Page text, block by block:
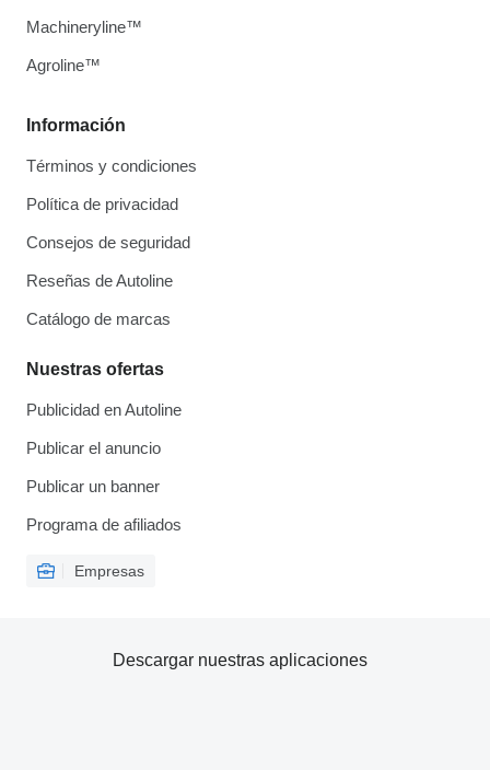
Información
Términos y condiciones
Política de privacidad
Consejos de seguridad
Reseñas de Autoline
Catálogo de marcas
Nuestras ofertas
Publicidad en Autoline
Publicar el anuncio
Publicar un banner
Programa de afiliados
Empresas
Machineryline™
Agroline™
Descargar nuestras aplicaciones